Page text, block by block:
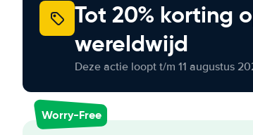
Tot 20% korting
wereldwijd
Deze actie loopt t/m 11 augustus
Worry-Free